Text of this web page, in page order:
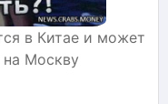
в Китае и может
на Москву